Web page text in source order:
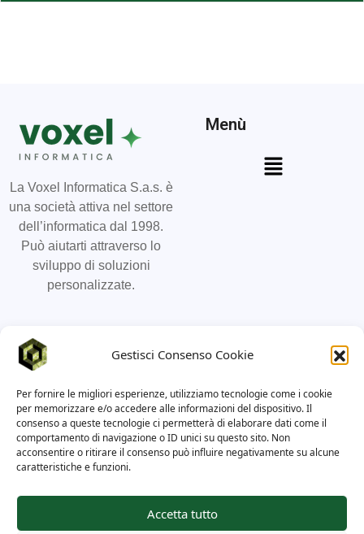
Gestisci Consenso Cookie
Per fornire le migliori esperienze, utilizziamo tecnologie come i cookie
per memorizzare e/o accedere alle informazioni del dispositivo. Il
consenso a queste tecnologie ci permetterà di elaborare dati come il
comportamento di navigazione o ID unici su questo sito. Non
acconsentire o ritirare il consenso può influire negativamente su alcune
caratteristiche e funzioni.
Accetta tutto
La Voxel Informatica S.a.s. è
una società attiva nel settore
dell’informatica dal 1998.
Può aiutarti attraverso lo
sviluppo di soluzioni
personalizzate.
Menù
info@voxel-informatica.it
Via Stampatori 21, 10122
Torino